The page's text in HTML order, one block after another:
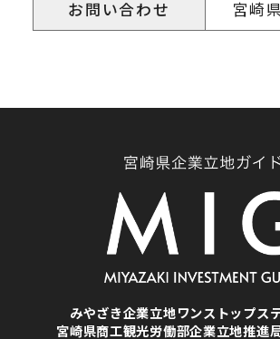
お問い合わせ
宮崎
みやざき企業立地ワンストップス
宮崎県商工観光労働部企業立地推進